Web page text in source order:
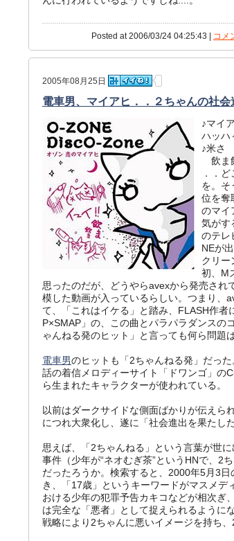
Posted at 2006/03/24 04:25:43 | コメ
2005年08月25日
電車男、マイアヒ．．２ちゃんの社会
♪マイ
ハッハ
♪米さ
飲ま
．．
を。そ
位を奪
のマイ
気がす
のテレ
NEが
クリー
初、M
思ったのだが、どうやらavexから発売され
模した動画が入っているらしい。つまり、
て、「これはイケる」と踏み、FLASH作
P×SMAP」の、この曲とパラパラダンスの
ゃんねる発のヒット」と言っても何ら問題
電車男のヒットも「2ちゃんねる発」だっ
話の着信メロディーサイト「ドワンゴ」の
ら生まれたキャラクターが使われている。
以前はダークサイドな側面ばかりが伝えら
につれ大衆化し、遂に「社会進出を果たし
思えば、「2ちゃんねる」という言葉が世
事件（少年が“ネオむぎ茶”というHNで、2
だったろうか。検索すると、2000年5月3
き、「17歳」というキーワードがマスメ
おける少年の犯罪予告カキコなどが相次ぎ
は完全な「悪者」として捉えられるように
戦略により2ちゃんに悪いイメージを持ち